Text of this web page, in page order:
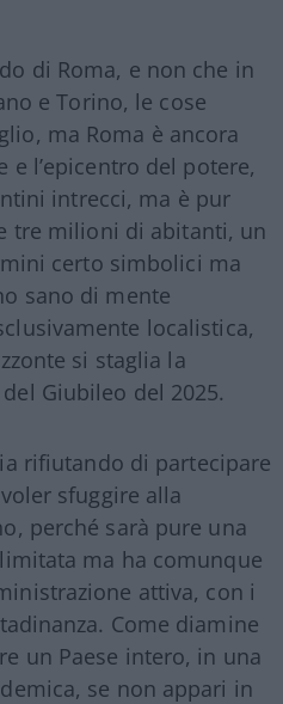
di Roma, e non che in
e Torino, le cose
ma Roma è ancora
e l’epicentro del potere,
intrecci, ma è pur
tre milioni di abitanti, un
certo simbolici ma
sano di mente
localistica,
si staglia la
Giubileo del 2025.
rifiutando di partecipare
sfuggire alla
perché sarà pure una
ma ha comunque
attiva, con i
Come diamine
un Paese intero, in una
se non appari in